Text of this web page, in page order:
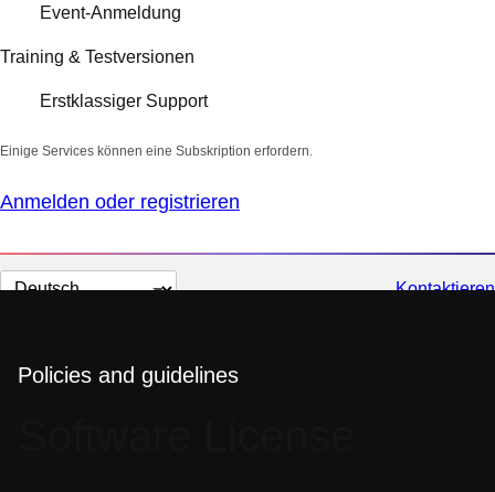
Event-Anmeldung
Training & Testversionen
Erstklassiger Support
Einige Services können eine Subskription erfordern.
Anmelden oder registrieren
Sprache
Kontaktieren
Policies and guidelines